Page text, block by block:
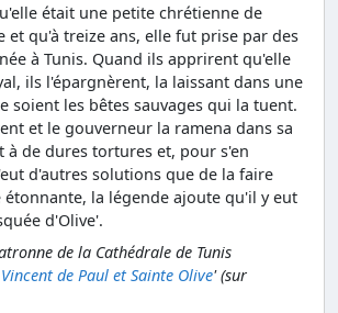
était une petite chrétienne de
et qu'à treize ans, elle fut prise par des
à Tunis. Quand ils apprirent qu'elle
ils l'épargnèrent, la laissant dans une
soient les bêtes sauvages qui la tuent.
et le gouverneur la ramena dans sa
à de dures tortures et, pour s'en
d'autres solutions que de la faire
étonnante, la légende ajoute qu'il y eut
d'Olive'.
de la Cathédrale de Tunis
de Paul et Sainte Olive' (sur